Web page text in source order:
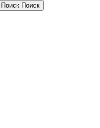
Поиск Поиск